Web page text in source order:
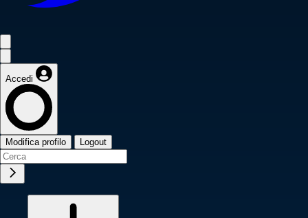
Accedi
Modifica profilo Logout